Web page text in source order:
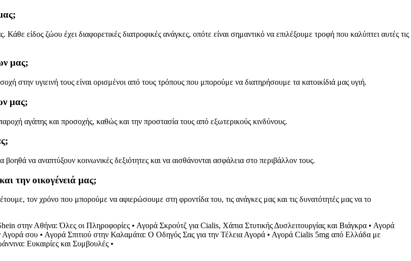
είδος ζώου έχει διαφορετικές διατροφικές ανάγκες, οπότε είναι σημαντικό να επιλέξουμε τροφή που καλύπτει αυτές τις
μας;
στην υγιεινή τους είναι ορισμένοι από τους τρόπους που μπορούμε να διατηρήσουμε τα κατοικίδιά μας υγιή.
μας;
αγάπης και προσοχής, καθώς και την προστασία τους από εξωτερικούς κινδύνους.
να αναπτύξουν κοινωνικές δεξιότητες και να αισθάνονται ασφάλεια στο περιβάλλον τους.
την οικογένειά μας;
τον χρόνο που μπορούμε να αφιερώσουμε στη φροντίδα του, τις ανάγκες μας και τις δυνατότητές μας να το
στην Αθήνα: Όλες οι Πληροφορίες • Αγορά Σκρούτζ για Cialis, Χάπια Στυτικής Δυσλειτουργίας και Βιάγκρα • Αγορά
Αγορά σου • Αγορά Σπιτιού στην Καλαμάτα: Ο Οδηγός Σας για την Τέλεια Αγορά • Αγορά Cialis 5mg από Ελλάδα με
Ευκαιρίες και Συμβουλές •